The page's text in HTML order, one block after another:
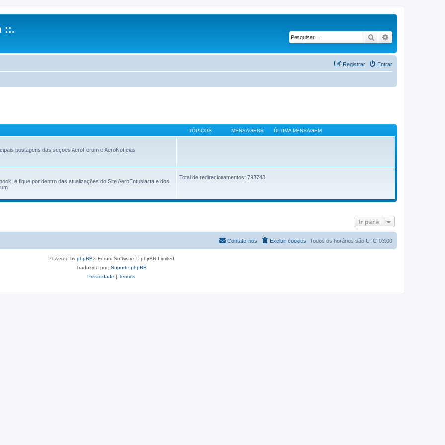
::.
Pesquisar
Entrar
Registrar
TÓPICOS MENSAGENS ÚLTIMA MENSAGEM
postagens das seções AeroForum e AeroNotícias
e fique por dentro das atualizações do Site AeroEntusiasta e dos
Total de redirecionamentos: 793743
Ir para
Todos os horários são UTC-03:00
Excluir cookies
Contate-nos
Powered by phpBB® Forum Software © phpBB Limited
Traduzido por: Suporte phpBB
Privacidade | Termos